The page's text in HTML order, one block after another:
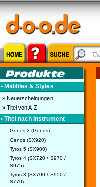
• Midifiles & Styles
» Neuerscheinungen
» Titel von A-Z
• Titel nach Instrument
Genos 2 (Genos)
Genos (SX920)
Tyros 5 (SX900)
Tyros 4 (SX720 / S970 /
S975)
Tyros 3 (SX700 / S950 /
S770)